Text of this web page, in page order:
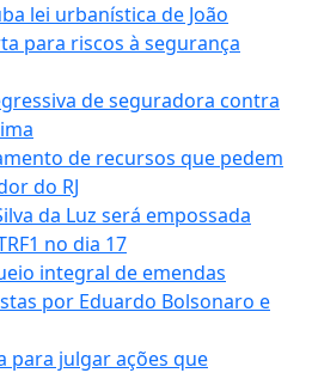
lei urbanística de João
para riscos à segurança
de seguradora contra
de recursos que pedem
do RJ
da Luz será empossada
no dia 17
integral de emendas
por Eduardo Bolsonaro e
para julgar ações que